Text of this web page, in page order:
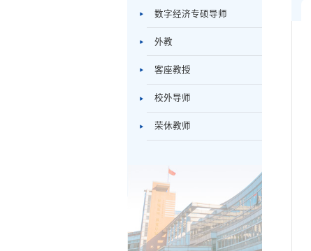
数字经济专硕导师
外教
客座教授
校外导师
荣休教师